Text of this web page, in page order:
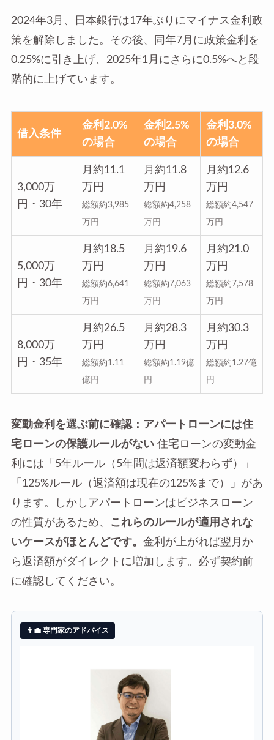
2024年3月、日本銀行は17年ぶりにマイナス金利政
策を解除しました。その後、同年7月に政策金利を
0.25%に引き上げ、2025年1月にさらに0.5%へと段
階的に上げています。
借入条件
金利2.0%
の場合
金利2.5%
の場合
金利3.0%
の場合
3,000万
円・30年
月約11.1
万円
総額約3,985
万円
月約11.8
万円
総額約4,258
万円
月約12.6
万円
総額約4,547
万円
5,000万
円・30年
月約18.5
万円
総額約6,641
万円
月約19.6
万円
総額約7,063
万円
月約21.0
万円
総額約7,578
万円
8,000万
円・35年
月約26.5
万円
総額約1.11
億円
月約28.3
万円
総額約1.19億
円
月約30.3
万円
総額約1.27億
円
変動金利を選ぶ前に確認：アパートローンには住
宅ローンの保護ルールがない住宅ローンの変動金
利には「5年ルール（5年間は返済額変わらず）」
「125%ルール（返済額は現在の125%まで）」があ
ります。しかしアパートローンはビジネスローン
の性質があるため、
これらのルールが適用されな
いケースがほとんどです。 金利が上がれば翌月か
ら返済額がダイレクトに増加します。必ず契約前
に確認してください。
👨‍💼 専門家のアドバイス